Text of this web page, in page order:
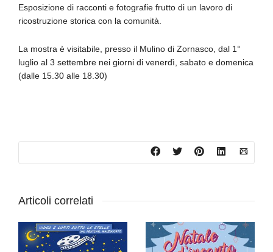
Esposizione di racconti e fotografie frutto di un lavoro di
ricostruzione storica con la comunità.
La mostra è visitabile, presso il Mulino di Zornasco, dal 1°
luglio al 3 settembre nei giorni di venerdì, sabato e domenica
(dalle 15.30 alle 18.30)
Articoli correlati